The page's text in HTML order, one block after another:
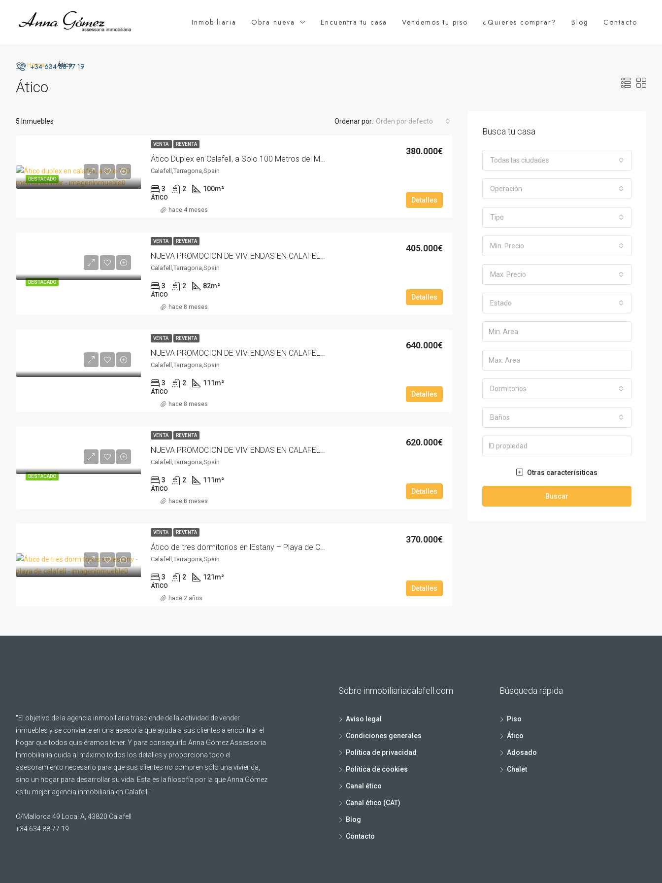
Inmobiliaria Obra nueva Encuentra tu casa Vendemos tu piso ¿Quieres comprar? Blog Contacto
+34 634 88 77 19
Home Ático
Ático
5 Inmuebles Ordenar por: Orden por defecto
DESTACADO
VENTA REVENTA
Ático Duplex en Calafell, a Solo 100 Metros del Mar – 2079-10
380.000€
Calafell,Tarragona,Spain
3 2 100m²
ÁTICO Detalles
hace 4 meses
DESTACADO
VENTA REVENTA
NUEVA PROMOCION DE VIVIENDAS EN CALAFELL PLAYA ZONA MAS MEL ‘RESIDENCIAL MARNOVA’. – 3024-10
405.000€
Calafell,Tarragona,Spain
3 2 82m²
ÁTICO Detalles
hace 8 meses
VENTA REVENTA
NUEVA PROMOCION DE VIVIENDAS EN CALAFELL PLAYA ZONA MAS MEL ‘RESIDENCIAL MARNOVA’. – 3010-10
640.000€
Calafell,Tarragona,Spain
3 2 111 m²
ÁTICO Detalles
hace 8 meses
DESTACADO
VENTA REVENTA
NUEVA PROMOCION DE VIVIENDAS EN CALAFELL PLAYA ZONA MAS MEL ‘RESIDENCIAL MARNOVA’. – 3009-10
620.000€
Calafell,Tarragona,Spain
3 2 111 m²
ÁTICO Detalles
hace 8 meses
VENTA REVENTA
Ático de tres dormitorios en lEstany – Playa de Calafell – 2055d-10
370.000€
Calafell,Tarragona,Spain
3 2 121 m²
ÁTICO Detalles
hace 2 años
Busca tu casa
Todas las ciudades
Operación
Tipo
Min. Precio
Max. Precio
Estado
Dormitorios
Baños
Otras caracterísiticas
Buscar
"El objetivo de la agencia inmobiliaria trasciende de la actividad de vender
inmuebles y se convierte en una asesoría que ayuda a sus clientes a encontrar el
hogar que todos quisiéramos tener. Y para conseguirlo Anna Gómez Assessoria
Inmobiliaria cuida al máximo todos los detalles y proporciona todo el
asesoramiento necesario para que sus clientes no compren sólo una vivienda,
sino un hogar para desarrollar su vida. Esta es la filosofía por la que Anna Gómez
es tu mejor agencia inmobiliaria en Calafell."
C/Mallorca 49 Local A, 43820 Calafell
+34 634 88 77 19
Sobre inmobiliariacalafell.com
Aviso legal
Condiciones generales
Política de privacidad
Política de cookies
Canal ético
Canal ético (CAT)
Blog
Contacto
Búsqueda rápida
Piso
Ático
Adosado
Chalet